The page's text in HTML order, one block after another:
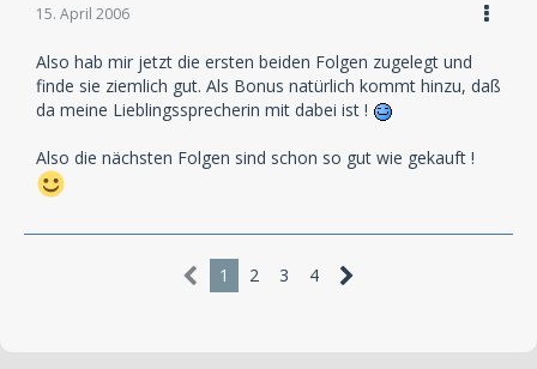
15. April 2006
Also hab mir jetzt die ersten beiden Folgen zugelegt und
finde sie ziemlich gut. Als Bonus natürlich kommt hinzu, daß
da meine Lieblingssprecherin mit dabei ist !
Also die nächsten Folgen sind schon so gut wie gekauft !
1 2 3 4